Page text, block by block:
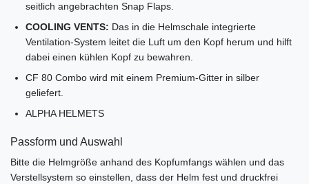
seitlich angebrachten Snap Flaps.
COOLING VENTS: Das in die Helmschale integrierte
Ventilation-System leitet die Luft um den Kopf herum und hilft
dabei einen kühlen Kopf zu bewahren.
CF 80 Combo wird mit einem Premium-Gitter in silber
geliefert.
ALPHA HELMETS
Passform und Auswahl
Bitte die Helmgröße anhand des Kopfumfangs wählen und das
Verstellsystem so einstellen, dass der Helm fest und druckfrei